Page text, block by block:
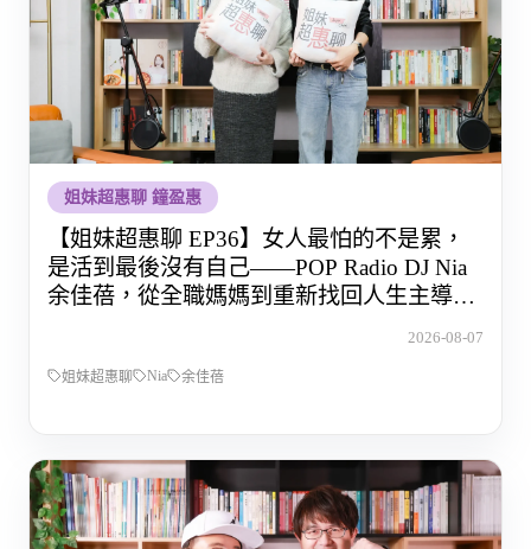
姐妹超惠聊 鐘盈惠
【姐妹超惠聊 EP36】女人最怕的不是累，
是活到最後沒有自己——POP Radio DJ Nia
余佳蓓，從全職媽媽到重新找回人生主導權
2026-08-07
姐妹超惠聊 Nia 余佳蓓